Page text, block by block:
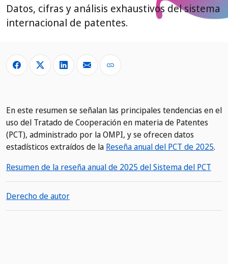
Datos, cifras y análisis exhaustivos del sistema
internacional de patentes.
En este resumen se señalan las principales tendencias en el
uso del Tratado de Cooperación en materia de Patentes
(PCT), administrado por la OMPI, y se ofrecen datos
estadísticos extraídos de la Reseña anual del PCT de 2025.
Resumen de la reseña anual de 2025 del Sistema del PCT
Derecho de autor